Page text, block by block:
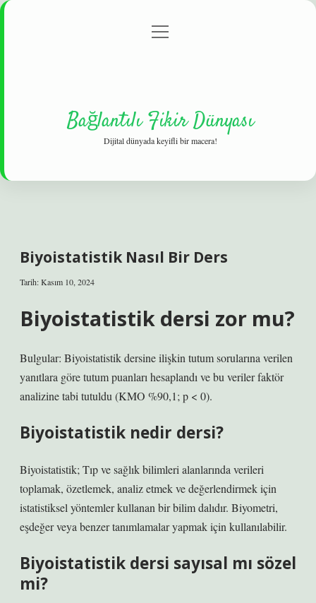
Gizlilik Politikası
menüyü
Bağlantılı Fikir Dünyası
Dijital dünyada keyifli bir macera!
Biyoistatistik Nasıl Bir Ders
Tarih: Kasım 10, 2024
Biyoistatistik dersi zor mu?
Bulgular: Biyoistatistik dersine ilişkin tutum sorularına verilen
yanıtlara göre tutum puanları hesaplandı ve bu veriler faktör
analizine tabi tutuldu (KMO %90,1; p < 0).
Biyoistatistik nedir dersi?
Biyoistatistik; Tıp ve sağlık bilimleri alanlarında verileri
toplamak, özetlemek, analiz etmek ve değerlendirmek için
istatistiksel yöntemler kullanan bir bilim dalıdır. Biyometri,
eşdeğer veya benzer tanımlamalar yapmak için kullanılabilir.
Biyoistatistik dersi sayısal mı sözel
mi?